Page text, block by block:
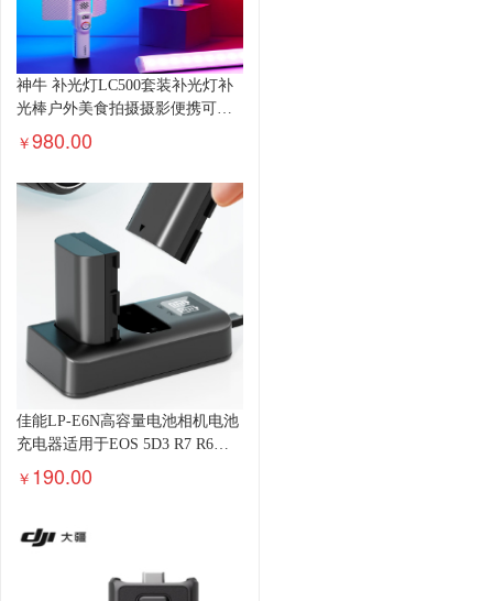
神牛 补光灯LC500套装补光灯补
光棒户外美食拍摄摄影便携可调
色温人像美颜灯补光灯 便携棒灯
￥980.00
佳能LP-E6N高容量电池相机电池
充电器适用于EOS 5D3 R7 R6单
反数码相机
￥ 190.00